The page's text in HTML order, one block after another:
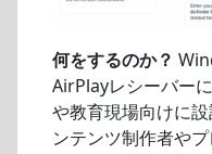
何をするのか？
AirPlayレシーバー
や教育現場向けに
ンテンツ制作者や